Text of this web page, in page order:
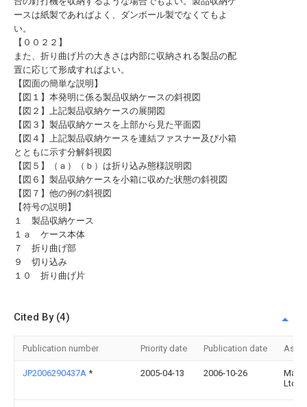
ースは紙製であればよく、ダンボール製でなくてもよ
い。
【００２２】
また、折り曲げ片の大きさは内部に収納される製品の配
置に応じて形成すればよい。
【図面の簡単な説明】
【図１】本発明に係る製品収納ケースの斜視図
【図２】上記製品収納ケースの展開図
【図３】製品収納ケースを上部から見た平面図
【図４】上記製品収納ケースを連結ファスナー及び小箱
とともに示す分解斜視図
【図５】（ａ）（ｂ）は折り込み態様説明図
【図６】製品収納ケースを小箱に収めた状態の斜視図
【図７】他の例の斜視図
【符号の説明】
１ 製品収納ケース
１ａ ケース本体
７ 折り曲げ部
９ 切り込み
１０ 折り曲げ片
Cited By (4)
Publication number Priority date Publication date
JP2006290437A * 2005-04-13 2006-10-26
Max
Ltd